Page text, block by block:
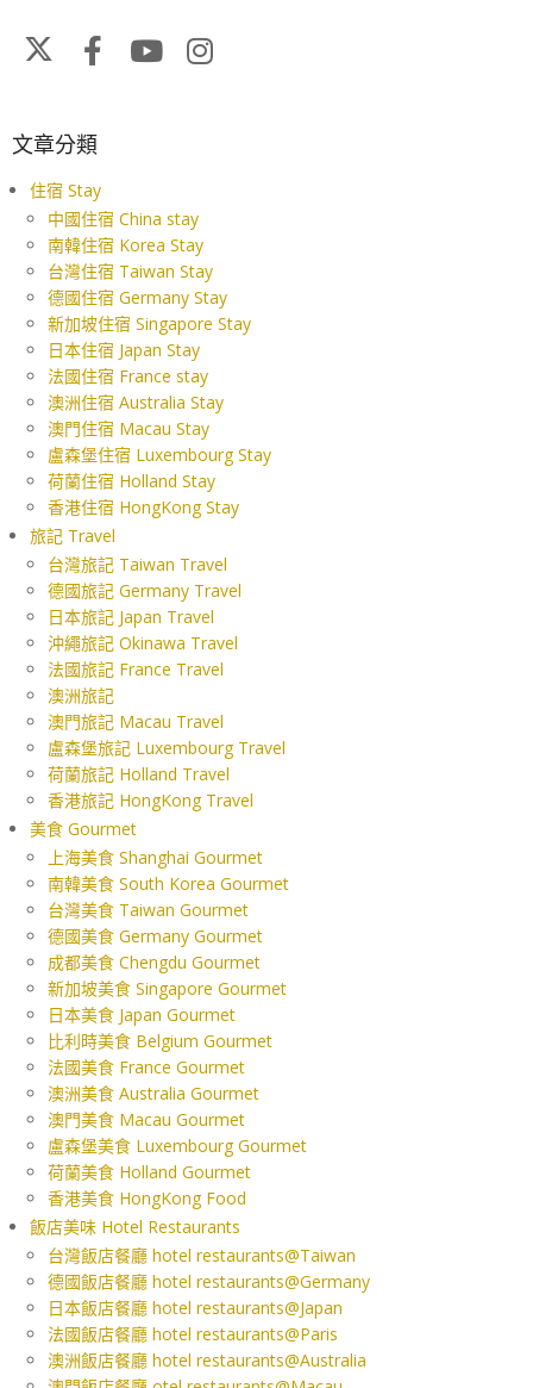
文章分類
住宿 Stay
中國住宿 China stay
南韓住宿 Korea Stay
台灣住宿 Taiwan Stay
德國住宿 Germany Stay
新加坡住宿 Singapore Stay
日本住宿 Japan Stay
法國住宿 France stay
澳洲住宿 Australia Stay
澳門住宿 Macau Stay
盧森堡住宿 Luxembourg Stay
荷蘭住宿 Holland Stay
香港住宿 HongKong Stay
旅記 Travel
台灣旅記 Taiwan Travel
德國旅記 Germany Travel
日本旅記 Japan Travel
沖繩旅記 Okinawa Travel
法國旅記 France Travel
澳洲旅記
澳門旅記 Macau Travel
盧森堡旅記 Luxembourg Travel
荷蘭旅記 Holland Travel
香港旅記 HongKong Travel
美食 Gourmet
上海美食 Shanghai Gourmet
南韓美食 South Korea Gourmet
台灣美食 Taiwan Gourmet
德國美食 Germany Gourmet
成都美食 Chengdu Gourmet
新加坡美食 Singapore Gourmet
日本美食 Japan Gourmet
比利時美食 Belgium Gourmet
法國美食 France Gourmet
澳洲美食 Australia Gourmet
澳門美食 Macau Gourmet
盧森堡美食 Luxembourg Gourmet
荷蘭美食 Holland Gourmet
香港美食 HongKong Food
飯店美味 Hotel Restaurants
台灣飯店餐廳 hotel restaurants@Taiwan
德國飯店餐廳 hotel restaurants@Germany
日本飯店餐廳 hotel restaurants@Japan
法國飯店餐廳 hotel restaurants@Paris
澳洲飯店餐廳 hotel restaurants@Australia